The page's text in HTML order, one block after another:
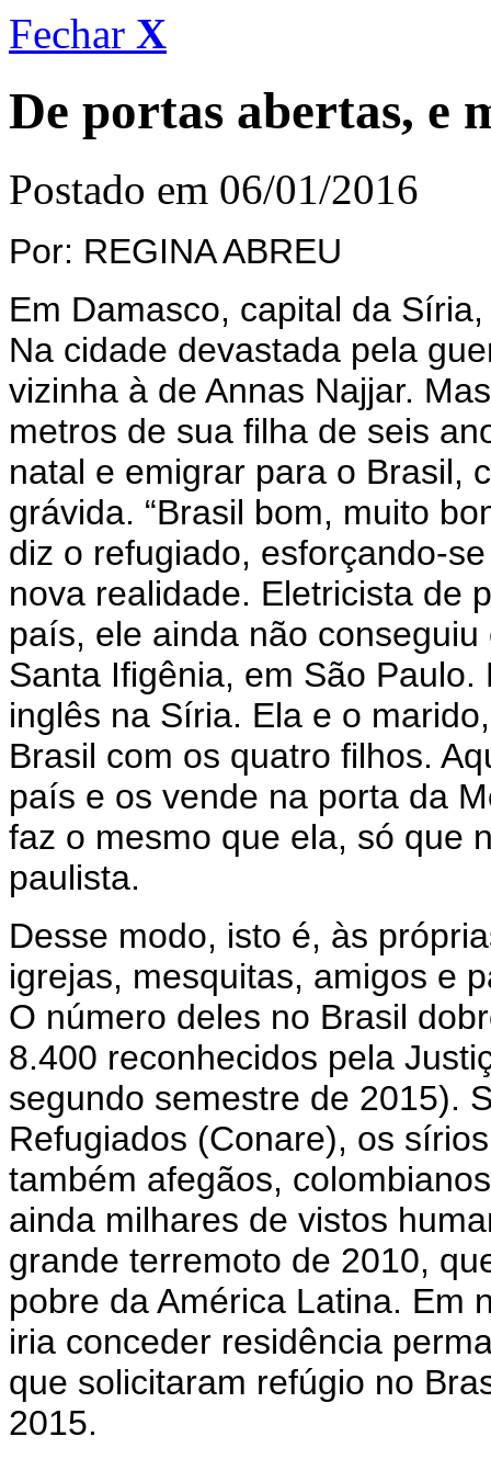
Fechar X
De portas abertas, e
Postado em 06/01/2016
Por: REGINA ABREU
Em Damasco, capital da
Na cidade devastada pela
vizinha à de Annas Najjar.
metros de sua filha de seis
natal e emigrar para o Brasil,
grávida. “Brasil bom, muito
diz o refugiado, esforçando-
nova realidade. Eletricista de
país, ele ainda não
Santa Ifigênia, em São
inglês na Síria. Ela e o
Brasil com os quatro filhos.
país e os vende na porta da
faz o mesmo que ela, só que
paulista.
Desse modo, isto é, às
igrejas, mesquitas, amigos e
O número deles no Brasil
8.400 reconhecidos pela
segundo semestre de 2015).
Refugiados (Conare), os
também afegãos,
ainda milhares de vistos
grande terremoto de 2010,
pobre da América Latina. Em
iria conceder residência
que solicitaram refúgio no
2015.